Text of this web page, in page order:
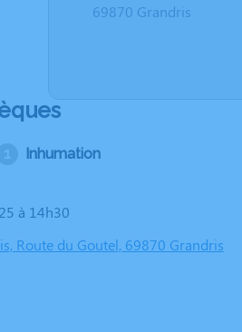
69870 Grandris
Inhumation
à 14h30
Route du Goutel, 69870 Grandris